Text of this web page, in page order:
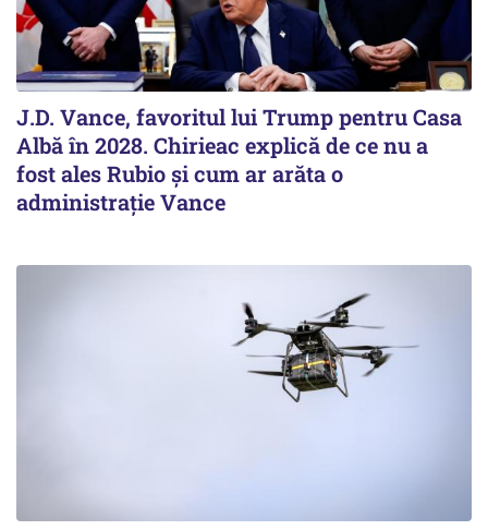
J.D. Vance, favoritul lui Trump pentru Casa
Albă în 2028. Chirieac explică de ce nu a
fost ales Rubio și cum ar arăta o
administrație Vance